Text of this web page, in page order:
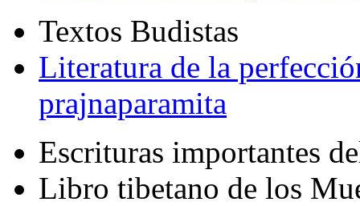
Textos Budistas
Literatura de la
prajnaparamita
Escrituras importantes
Libro tibetano de los